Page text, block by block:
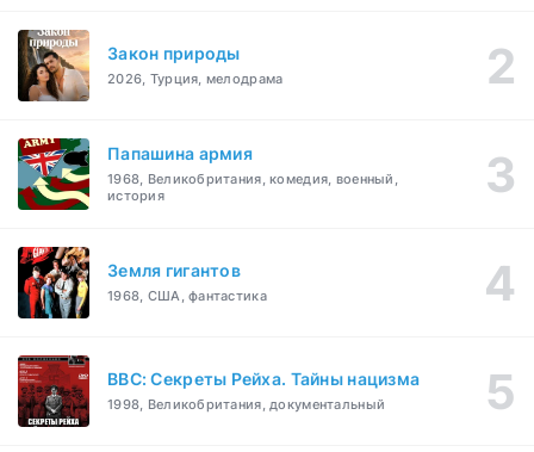
Закон природы
2026, Турция, мелодрама
Папашина армия
1968, Великобритания, комедия, военный,
история
Земля гигантов
1968, США, фантастика
BBC: Секреты Рейха. Тайны нацизма
1998, Великобритания, документальный